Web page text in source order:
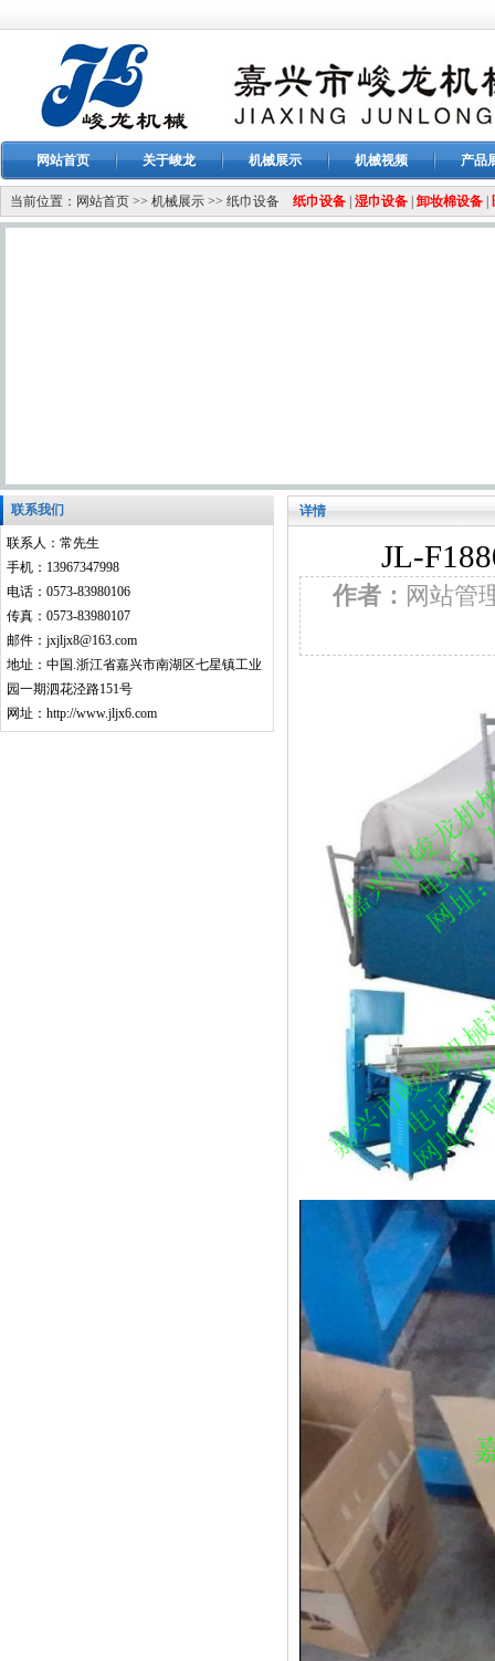
网站首页 关于峻龙 机械展示 机械视频 产品
当前位置： 网站首页 >> 机械展示 >> 纸巾设备 纸巾设备 湿巾设备 卸妆棉设备
联系我们
联系人：常先生
手机：13967347998
电话：0573-83980106
传真：0573-83980107
邮件：jxjljx8@163.com
地址：中国.浙江省嘉兴市南湖区七星镇工业
园一期泗花泾路151号
网址：http://www.jljx6.com
详情
JL-
作者： 网站